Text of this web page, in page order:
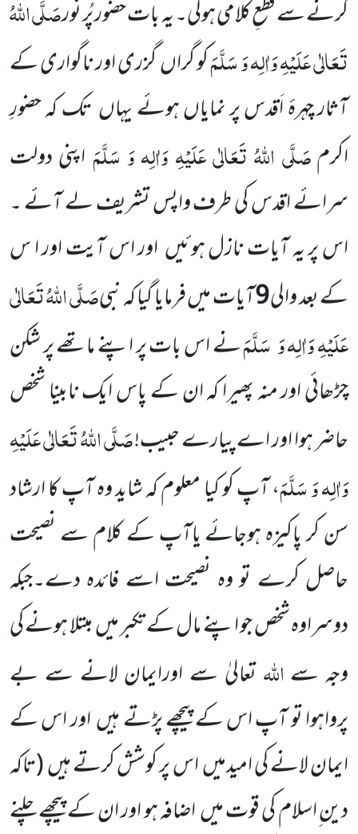
کرنے سے قطعِ کلامی ہوگی۔ یہ بات حضور پُر نورصَلَّی اللّٰہُ
تَعَالٰی عَلَیْہِ وَاٰلِہ وَ سَلَّمَکو گراںگزریاور ناگواریکے
آثار چہرۂ اَقدس پر نمایاں ہوئے یہاںتک کہ حضورِ
اکرمصَلَّی اللّٰہُ تَعَالٰی عَلَیْہِ وَاٰلِہ وَ سَلَّمَاپنیدولت
سرائے اقدس کیطرف واپس تشریف لے آئے ۔
اس پر یہ آیات نازل ہوئیںاور اس آیت اور ا س
کے بعد والی9آیات میں فرمایا گیاکہ نبیصَلَّی اللّٰہُ تَعَالٰی
عَلَیْہِ وَاٰلِہ وَسَلَّمَنے اس بات پر اپنے ماتھےپر شکن
چڑھائی اور منہ پھیرا کہ ان کے پاس ایک نابیناشخص
حاضر ہوا اور اے پیارے حبیب!صَلَّی اللّٰہُ تَعَالٰی عَلَیْہِ
وَاٰلِہ وَ سَلَّمَ، آپ کو کیا معلوم کہ شاید وہ آپ کا ارشاد
سن کر پاکیزہ ہوجائے یاآپ کے کلام سے نصیحت
حاصل کرے تو وہ نصیحت اسے فائدہ دے۔جبکہ
دوسراوہ شخص جو اپنے مال کے تکبرمیںمبتلا ہونے کی
وجہ سےاللّٰہتعالیٰ سے اورایمان لانے سے بے
پرواہوا تو آپ اس کے پیچھے پڑتے ہیںاور اس کے
ایمان لانے کی امیدمیںاس پر کوشش کرتے ہیں(تاکہ
دین ِاسلام کی قوت میںاضافہ ہو اور ان کے پیچھے چلنے